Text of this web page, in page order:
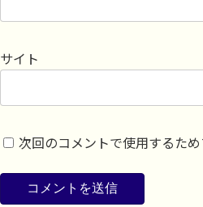
サイト
次回のコメントで使用するた